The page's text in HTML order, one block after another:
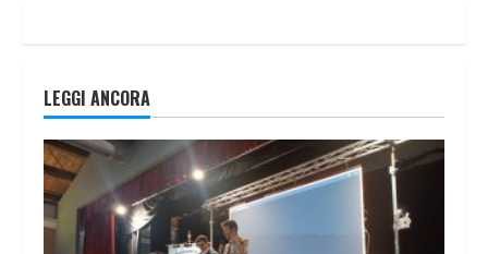
LEGGI ANCORA